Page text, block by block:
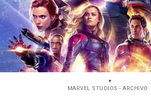
MARVEL STUDIOS - ARCHIVO